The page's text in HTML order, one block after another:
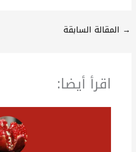
→ المقالة السابقة
اقرأ أيضا: